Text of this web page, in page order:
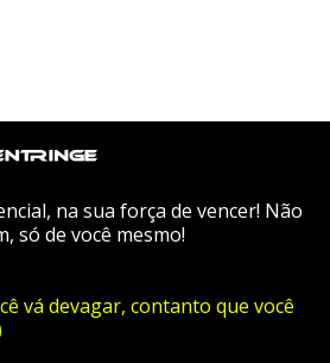
na sua força de vencer! Não
só de você mesmo!
vá devagar, contanto que você